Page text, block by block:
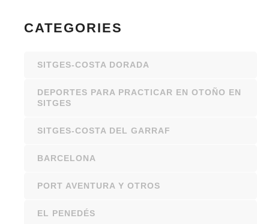
CATEGORIES
SITGES-COSTA DORADA
DEPORTES PARA PRACTICAR EN OTOÑO EN
SITGES
SITGES-COSTA DEL GARRAF
BARCELONA
PORT AVENTURA Y OTROS
EL PENEDÉS